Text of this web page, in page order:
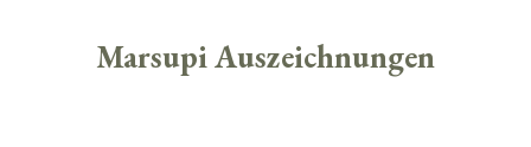
Marsupi Auszeichnungen